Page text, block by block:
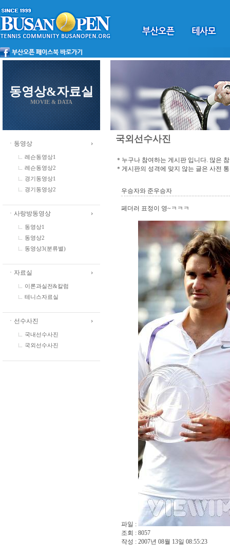
동영상&자료실
MOVIE & DATA
ㆍ동영상
레슨동영상1
레슨동영상2
경기동영상1
경기동영상2
ㆍ사랑방동영상
동영상1
동영상2
동영상3(분류별)
ㆍ자료실
이론과실전&칼럼
테니스자료실
ㆍ선수사진
국내선수사진
국외선수사진
국외선수사진
＊누구나 참여하는 게시판 입니다. 많은
＊게시판의 성격에 맞지 않는 글은 사전
우승자와 준우승자
페더러 표정이 영~ㅋㅋㅋ
파일 :
조회 : 8057
작성 : 2007년 08월 13일 08:55:23